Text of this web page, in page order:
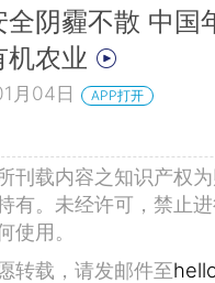
全阴霾不散 中国
机农业
月04日 APP打开
刊载内容之知识产权
有。未经许可，禁止
使用。
转载，请发邮件至